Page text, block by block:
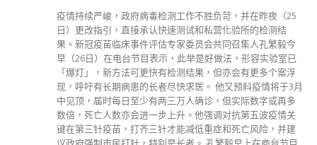
疫情持续严峻，政府病毒检测工作不胜负苛，并在昨夜（25
日）更改指引，直接承认快速测试和私营化验所的检测结
果。新冠疫苗临床事件评估专家委员会共同召集人孔繁毅今
早（26日）在电台节目表示，此举是好做法，形容实验室已
「爆灯」，新方法可更快有检测结果，但亦会有更多个案浮
现，呼吁有长期病患的长者尽快求医。 他又预料疫情将于3月
中见顶，届时每日至少有两三万人确诊，但实际数字或再多
数倍，死亡人数亦会进一步上升。他强调对抗第五波疫情关
键在第三针疫苗，打齐三针才能减低重症和死亡风险，并建